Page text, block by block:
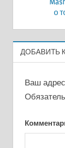
о
ДОБАВИТЬ
Ваш